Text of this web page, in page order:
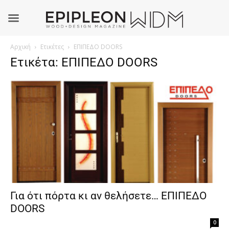
Αρχική Ετικέτες ΕΠΙΠΕΔΟ DOORS
Ετικέτα: ΕΠΙΠΕΔΟ DOORS
Για ότι πόρτα κι αν θελήσετε… ΕΠΙΠΕΔΟ
DOORS
0